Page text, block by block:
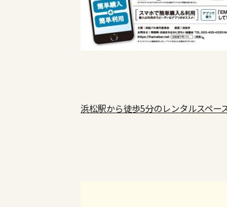
浜松駅から徒歩5分のレンタルスペー